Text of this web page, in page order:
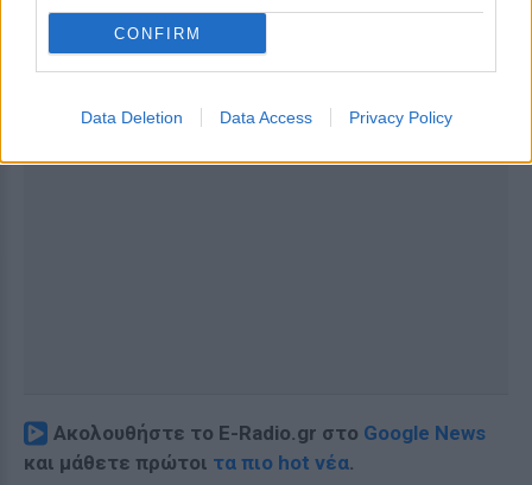
CONFIRM
Data Deletion Data Access Privacy Policy
Ακολουθήστε το E-Radio.gr στο Google News
και μάθετε πρώτοι τα πιο hot νέα.